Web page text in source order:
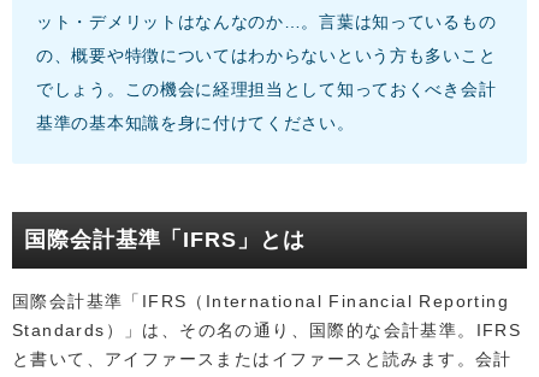
ット・デメリットはなんなのか…。言葉は知っているもの
の、概要や特徴についてはわからないという方も多いこと
でしょう。この機会に経理担当として知っておくべき会計
基準の基本知識を身に付けてください。
国際会計基準「IFRS」とは
国際会計基準「IFRS（International Financial Reporting
Standards）」は、その名の通り、国際的な会計基準。IFRS
と書いて、アイファースまたはイファースと読みます。会計